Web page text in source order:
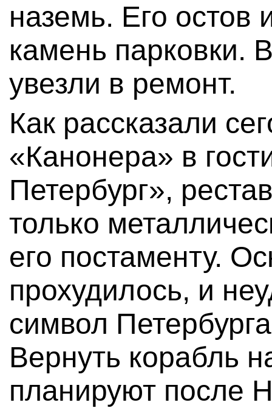
наземь. Его
камень парковки.
увезли в ремонт.
Как рассказали
«Канонера» в
Петербург»,
только
его постаменту.
прохудилось, и
символ
Вернуть корабль
планируют после